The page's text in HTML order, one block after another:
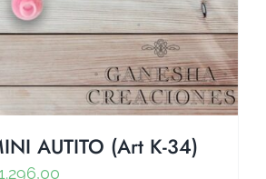
AUTITO (Art K-34)